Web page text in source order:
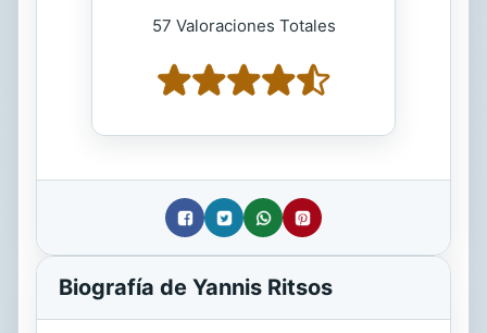
57 Valoraciones Totales
Biografía de Yannis Ritsos